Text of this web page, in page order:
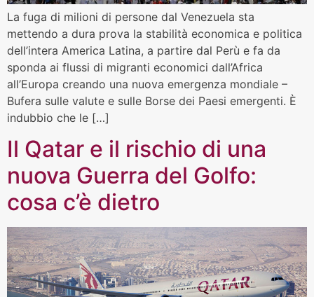
La fuga di milioni di persone dal Venezuela sta
mettendo a dura prova la stabilità economica e politica
dell’intera America Latina, a partire dal Perù e fa da
sponda ai flussi di migranti economici dall’Africa
all’Europa creando una nuova emergenza mondiale –
Bufera sulle valute e sulle Borse dei Paesi emergenti. È
indubbio che le […]
Il Qatar e il rischio di una
nuova Guerra del Golfo:
cosa c’è dietro